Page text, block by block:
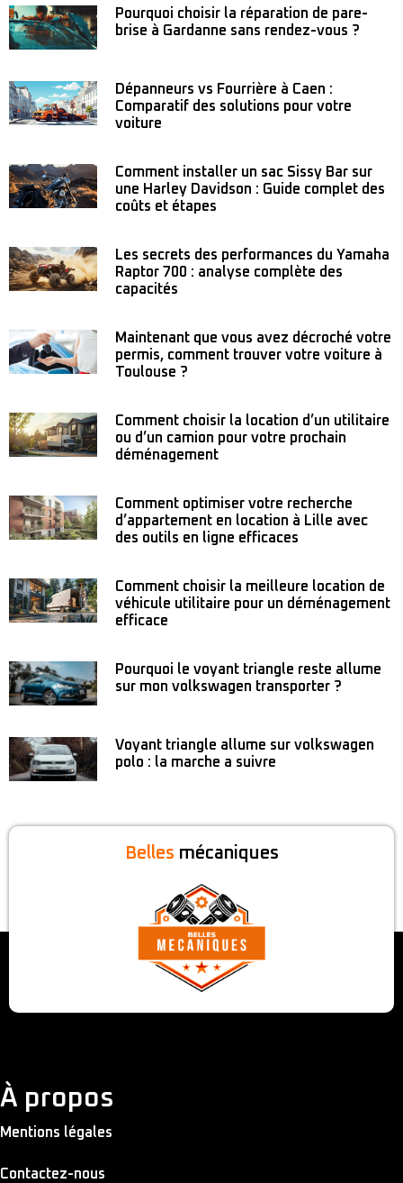
Pourquoi choisir la réparation de pare-
brise à Gardanne sans rendez-vous ?
Dépanneurs vs Fourrière à Caen :
Comparatif des solutions pour votre
voiture
Comment installer un sac Sissy Bar sur
une Harley Davidson : Guide complet des
coûts et étapes
Les secrets des performances du Yamaha
Raptor 700 : analyse complète des
capacités
Maintenant que vous avez décroché votre
permis, comment trouver votre voiture à
Toulouse ?
Comment choisir la location d’un utilitaire
ou d’un camion pour votre prochain
déménagement
Comment optimiser votre recherche
d’appartement en location à Lille avec
des outils en ligne efficaces
Comment choisir la meilleure location de
véhicule utilitaire pour un déménagement
efficace
Pourquoi le voyant triangle reste allume
sur mon volkswagen transporter ?
Voyant triangle allume sur volkswagen
polo : la marche a suivre
Belles mécaniques
À propos
Mentions légales
Contactez-nous